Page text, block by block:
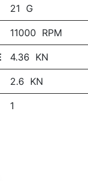
21 G
11000 RPM
4.36 KN
2.6 KN
1